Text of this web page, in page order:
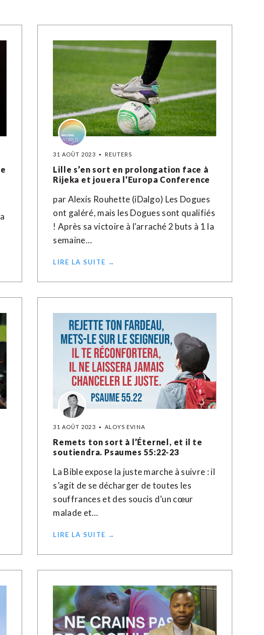
31 AOÛT 2023 REUTERS
Lille s’en sort en prolongation face à
Rijeka et jouera l’Europa Conference
par Alexis Rouhette (iDalgo) Les Dogues
ont galéré, mais les Dogues sont qualifiés
! Après sa victoire à l'arraché 2 buts à 1 la
semaine…
LIRE LA SUITE →
31 AOÛT 2023 ALOYS EVINA
Remets ton sort à l’Éternel, et il te
soutiendra. Psaumes 55:22-23
La Bible expose la juste marche à suivre : il
s’agit de se décharger de toutes les
souffrances et des soucis d’un cœur
malade et…
LIRE LA SUITE →